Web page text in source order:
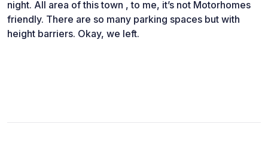
night. All area of this town , to me, it’s not Motorhomes
friendly. There are so many parking spaces but with
height barriers. Okay, we left.